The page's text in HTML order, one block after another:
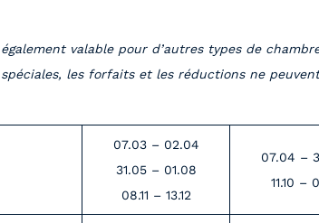
également valable pour d’autres types de
les forfaits et les réductions ne
07.03 – 02.04
31.05 – 01.08
08.11 – 13.12
07.04 –
11.10 –